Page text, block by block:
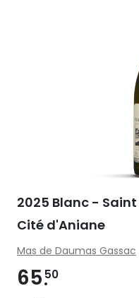
2025 Blanc -
Cité d'Aniane
Mas de Daumas Gassac
65 50